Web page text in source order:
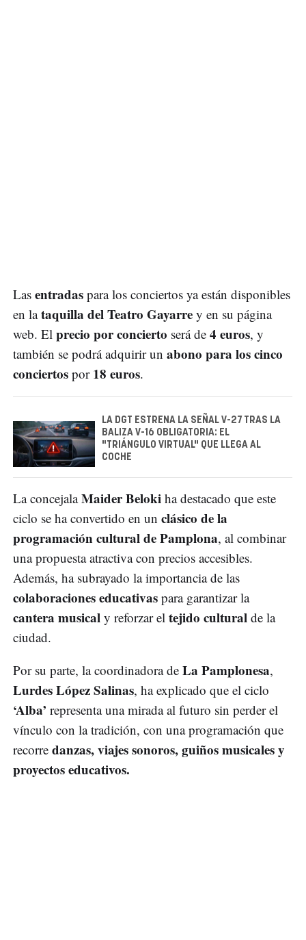
Las entradas para los conciertos ya están disponibles
en lataquilla del Teatro Gayarre y en su página
web. El precio por concierto será de 4 euros, y
también se podrá adquirir un abono para los cinco
conciertos por 18 euros.
LA DGT ESTRENA LA SEÑAL V-27 TRAS LA
BALIZA V-16 OBLIGATORIA: EL
"TRIÁNGULO VIRTUAL" QUE LLEGA AL
COCHE
La concejalaMaider Beloki ha destacado que este
ciclo se ha convertido en un clásico de la
programación cultural de Pamplona, al combinar
una propuesta atractiva con precios accesibles.
Además, ha subrayado la importancia de las
colaboraciones educativas para garantizar la
cantera musical y reforzar el tejido cultural de la
ciudad.
Por su parte, la coordinadora de La Pamplonesa,
Lurdes López Salinas, ha explicado que el ciclo
‘Alba’ representa una mirada al futuro sin perder el
vínculo con la tradición, con una programación que
recorre danzas, viajes sonoros, guiños musicales y
proyectos educativos.